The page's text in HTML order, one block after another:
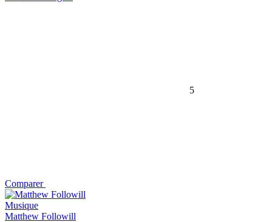
5
Comparer
Musique
Matthew Followill